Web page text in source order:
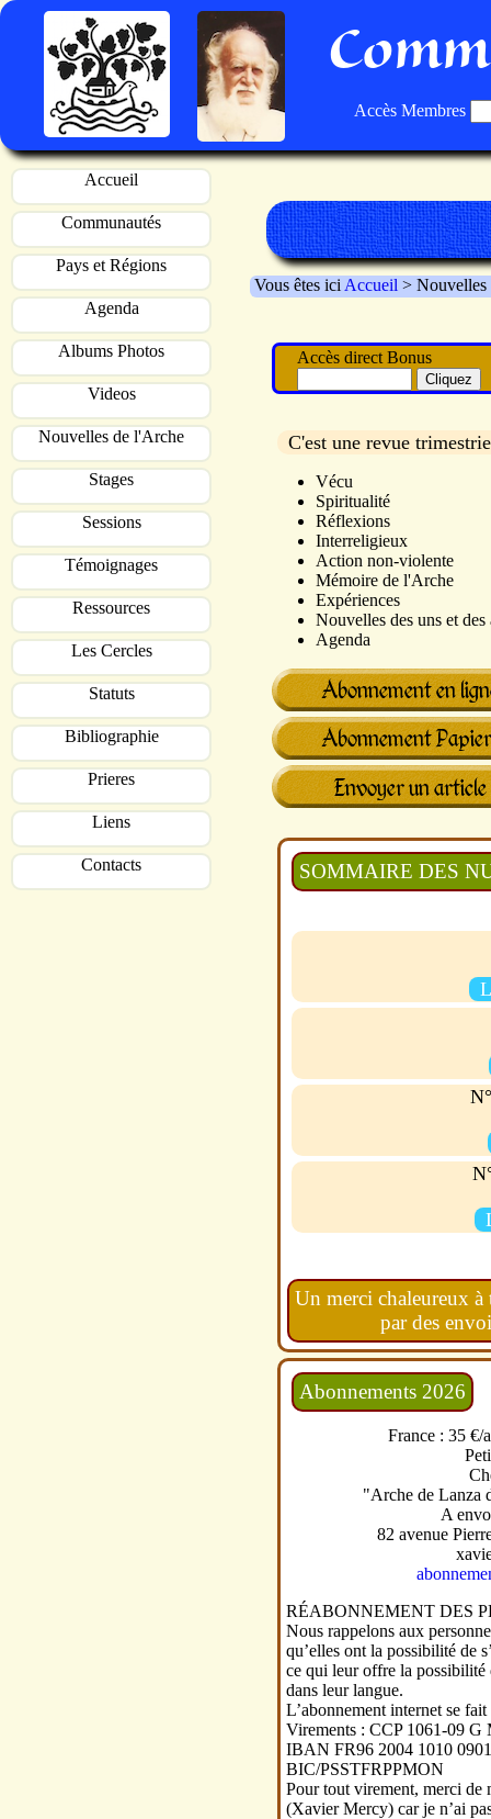
Accès Membres
Accueil
Communautés
Pays et Régions
Agenda
Albums Photos
Videos
Nouvelles de l'Arche
Stages
Sessions
Témoignages
Ressources
Les Cercles
Statuts
Bibliographie
Prieres
Liens
Contacts
Vous êtes ici Accueil > Nouvelles
Accès direct Bonus
C'est une revue
Vécu
Spiritualité
Réflexions
Interreligieux
Action non-violente
Mémoire de l'Arche
Expériences
Nouvelles des uns et des
Agenda
SOMMAIRE DES
Un merci chaleureux
par des
Abonnements 2026
France : 35 €/
"Arche de Lanza
A
82 avenue
RÉABONNEMENT DES
Nous rappelons aux
qu’elles ont la possibilité de
ce qui leur offre la possibilité
dans leur langue.
L’abonnement internet se
Virements : CCP 1061-09
IBAN FR96 2004 1010
BIC/PSSTFRPPMON
Pour tout virement, merci de
(Xavier Mercy) car je n’ai